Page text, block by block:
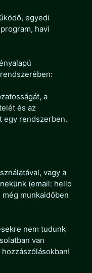
egyedi
havi
a
és az
egy rendszerben.
vagy a
(email: hello
még munkaidőben
nem tudunk
van
hozzászólásokban!